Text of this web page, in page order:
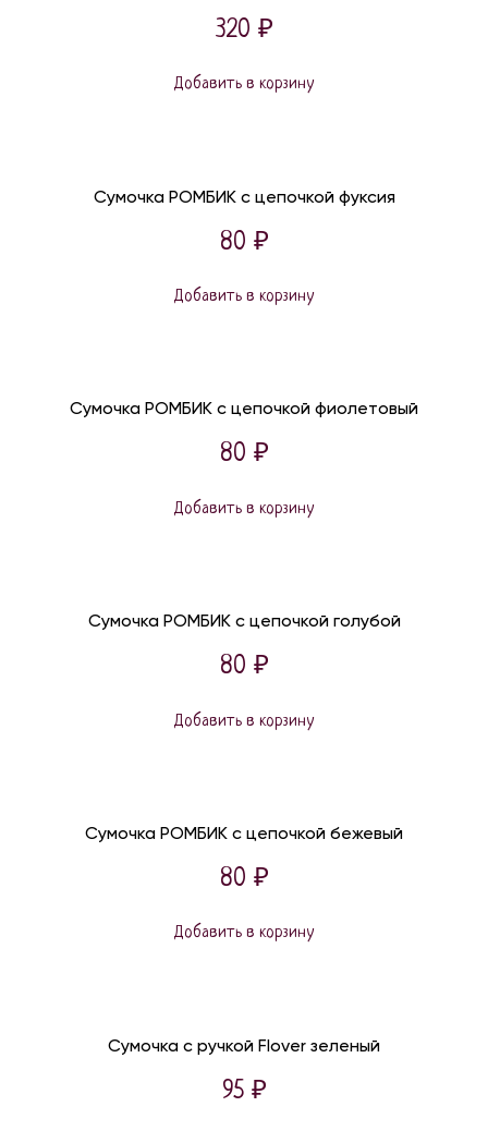
320 ₽
Добавить в корзину
Сумочка РОМБИК с цепочкой фуксия
80 ₽
Добавить в корзину
Сумочка РОМБИК с цепочкой фиолетовый
80 ₽
Добавить в корзину
Сумочка РОМБИК с цепочкой голубой
80 ₽
Добавить в корзину
Сумочка РОМБИК с цепочкой бежевый
80 ₽
Добавить в корзину
Сумочка с ручкой Flover зеленый
95 ₽